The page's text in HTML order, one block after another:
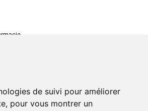
de suivi pour améliorer
pour vous montrer un
Point Relais